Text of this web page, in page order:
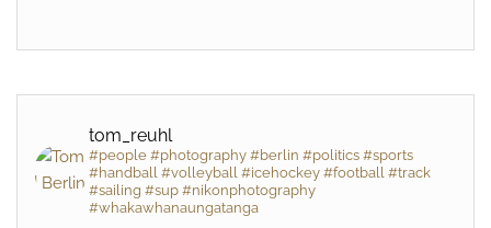
tom_reuhl
#people #photography #berlin #politics #sports
#handball #volleyball #icehockey #football #track
#sailing #sup #nikonphotography
#whakawhanaungatanga